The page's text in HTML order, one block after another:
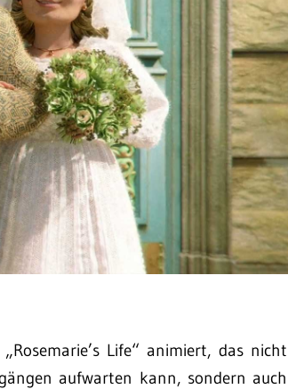
Life“ animiert, das nicht
aufwarten kann, sondern auch